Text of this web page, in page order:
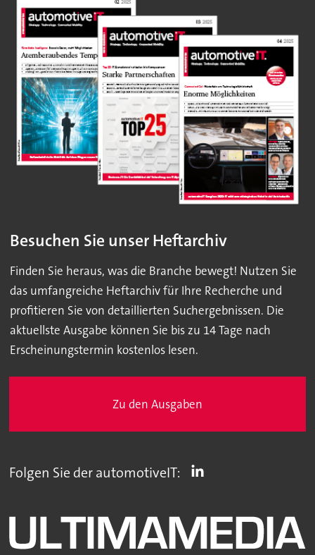
Besuchen Sie unser Heftarchiv
Finden Sie heraus, was die Branche bewegt! Nutzen Sie
das umfangreiche Heftarchiv für Ihre Recherche und
profitieren Sie von detaillierten Suchergebnissen. Die
aktuellste Ausgabe können Sie bis zu 14 Tage nach
Erscheinungstermin kostenlos lesen.
Zu den Ausgaben
Folgen Sie der automotiveIT: